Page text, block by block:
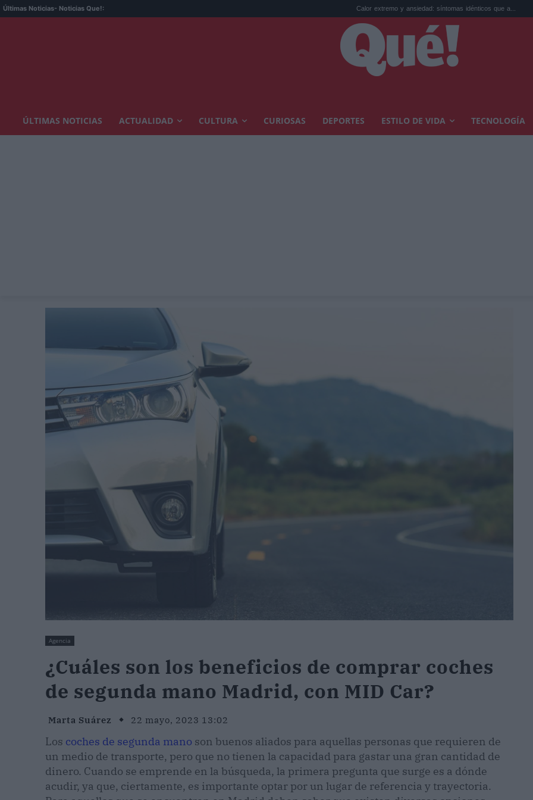
Últimas Noticias- Noticias Que!: Calor extremo y ansiedad: síntomas idénticos que a... El precio de
ÚLTIMAS NOTICIAS ACTUALIDAD CULTURA CURIOSAS DEPORTES ESTILO DE VIDA TECNOLOGÍA
Agencia
¿Cuáles son los beneficios de comprar coches
de segunda mano Madrid, con MID Car?
Marta Suárez 22 mayo, 2023 13:02
Los coches de segunda mano son buenos aliados para aquellas personas que requieren de
un medio de transporte, pero que no tienen la capacidad para gastar una gran cantidad de
dinero. Cuando se emprende en la búsqueda, la primera pregunta que surge es a dónde
acudir, ya que, ciertamente, es importante optar por un lugar de referencia y trayectoria.